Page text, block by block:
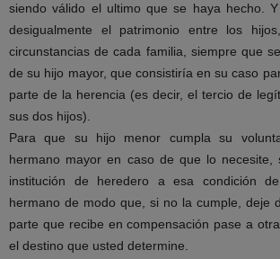
siendo válido el ultimo que se haya hecho.
desigualmente el patrimonio entre los
circunstancias de cada familia, siempre que
de su hijo mayor, que consistiría en su caso
parte de la herencia (es decir, el tercio de
sus dos hijos).
Para que su hijo menor cumpla su
hermano mayor en caso de que lo necesite,
institución de heredero a esa condición
hermano de modo que, si no la cumple, deje
parte que recibe en compensación pase a
el destino que usted determine.